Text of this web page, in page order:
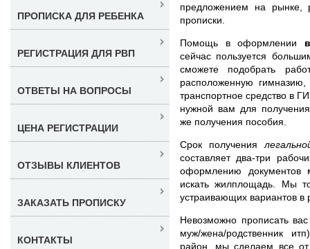
предложением на рынке,
прописки.
Помощь в оформлении
сейчас пользуется
сможете подобрать
расположенную
транспортное средство в
нужной вам для
же получения пособия.
Срок получения
составляет два-три
оформлению
искать жилплощадь. Мы
устраивающих вариантов в
Невозможно прописать
муж/жена/родственник
район, мы сделаем все
ПРОПИСКА ДЛЯ РЕБЕНКА
РЕГИСТРАЦИЯ ДЛЯ РВП
ОТВЕТЫ НА ВОПРОСЫ
ЦЕНА РЕГИСТРАЦИИ
ОТЗЫВЫ КЛИЕНТОВ
ЗАКАЗАТЬ ПРОПИСКУ
КОНТАКТЫ